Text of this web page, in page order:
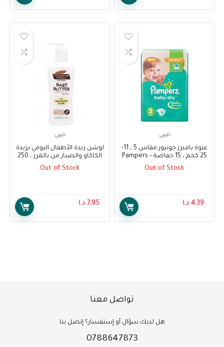
البيبي
عبوة بامبرز جونيور مقاس 5 ، 11-
25 كجم ، 15 حفاضة – Pampers
Pack Junior Size 5, 11-25 kg, 15
Out of Stock
4.39 د.ا
البيبي
لوشن زبدة الأطفال اليومي بزبدة
الكاكاو والصبار من بالمرز ، 250
مل – Palmer’s Baby Butter
Out of Stock
7.95 د.ا
تواصل معنا
هل لديك سؤال أو إستفسار؟ إتصل بنا
0788647873